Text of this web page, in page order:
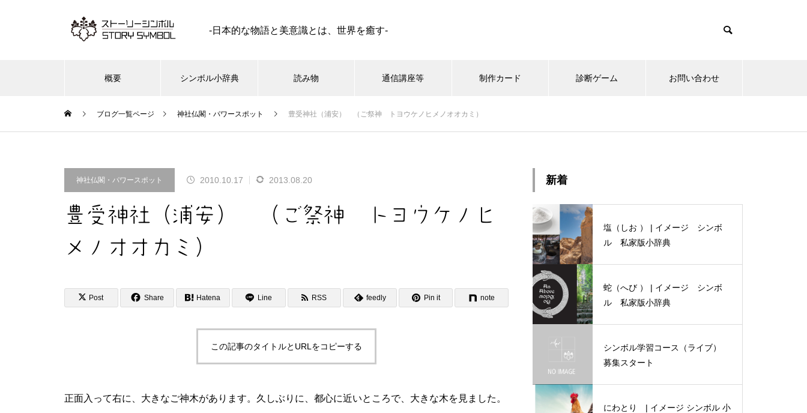
-日本的な物語と美意識とは、世界を癒す-
概要 シンボル小辞典 読み物 通信講座等 制作カード 診断ゲーム お問い合わせ
シンボル小辞典 星占い
塩（しお ） | イメージ シンボ
木（生命の樹 ） | イメージ シ
ンボル 私家版小辞典
金星（ 明けの明星 ・宵の明
羊 | イメージ シンボル 私
ブログ一覧ページ 神社仏閣・パワースポット 豊受神社（浦安） （ご祭神 トヨウケノヒメノオオカミ）
神社仏閣・パワースポット 2010.10.17 2013.08.20
豊受神社（浦安） （ご祭神 トヨウケノヒ
メノオオカミ）
Post Share Hatena Line RSS feedly Pin it note
この記事のタイトルとURLをコピーする
正面入って右に、大きなご神木があります。久しぶりに、都心に近いところで、大きな木を見ました。
新着
塩（しお ） | イメージ シンボ
ル 私家版小辞典
蛇（へび ） | イメージ シンボ
ル 私家版小辞典
シンボル学習コース（ライブ）
募集スタート
にわとり | イメージ シンボル 小